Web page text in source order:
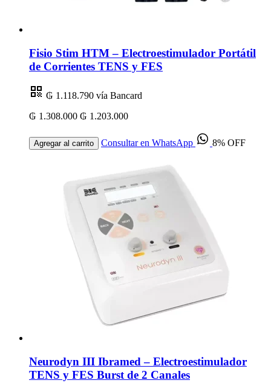
Fisio Stim HTM – Electroestimulador Portátil
de Corrientes TENS y FES
₲ 1.118.790 vía Bancard
₲ 1.308.000 ₲ 1.203.000
Agregar al carrito Consultar en WhatsApp 8% OFF
Neurodyn III Ibramed – Electroestimulador
TENS y FES Burst de 2 Canales